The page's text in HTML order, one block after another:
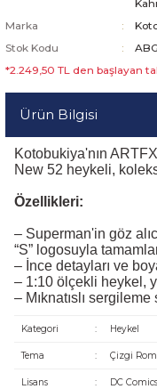
Marka
Stok Kodu
*2.249,50 TL den başlayan
Ürün Bilgisi
Kotobukiya'nın
New 52 heykeli,
Özellikleri:
– Superman'in göz
“S” logosuyla
– İnce detayları ve
– 1:10 ölçekli heykel,
– Mıknatıslı
Kategori : Heykel
Tema : Çizgi
Lisans : DC